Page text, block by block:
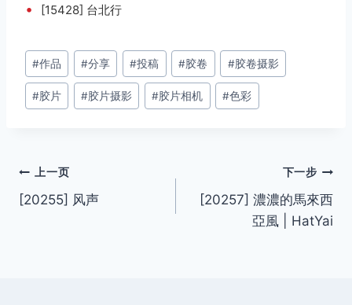
• [15428] 台北行
文
章
标
#作品 #分享 #投稿 #胶卷 #胶卷摄影
#胶片 #胶片摄影 #胶片相机 #色彩
文
章
上一页
[20255] 风声
下一步
[20257] 濃濃的馬來西
亞風 | HatYai